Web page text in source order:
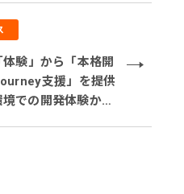
験」から「本格開
支援」を提供
での開発体験から